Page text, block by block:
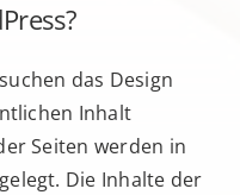
das Design
Inhalt
Seiten werden in
Die Inhalte der